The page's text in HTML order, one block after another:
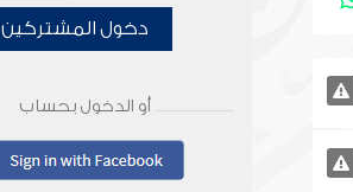
دخول المشتركين
أو الدخول بحساب